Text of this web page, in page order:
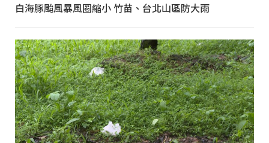
白海豚颱風暴風圈縮小 竹苗、台北山區防大雨